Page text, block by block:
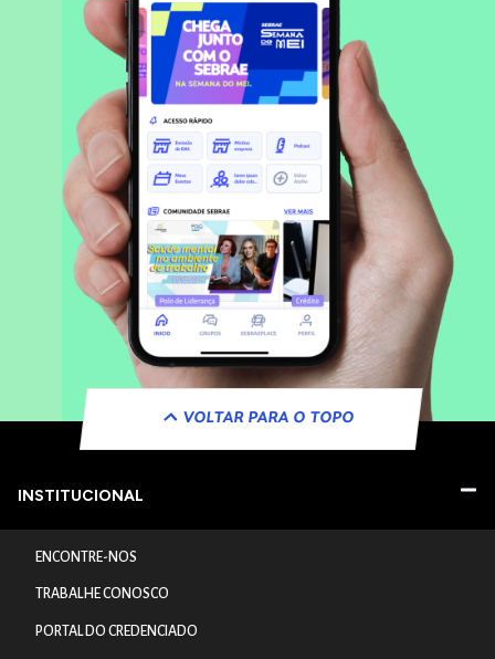
VOLTAR PARA O TOPO
INSTITUCIONAL
ENCONTRE-NOS
TRABALHE CONOSCO
PORTAL DO CREDENCIADO